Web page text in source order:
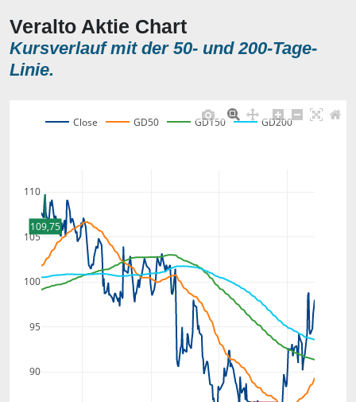
Veralto Aktie Chart
Kursverlauf mit der 50- und 200-Tage-
Linie.
90
95
100
105
110
Close GD50 GD150 GD200
109,75